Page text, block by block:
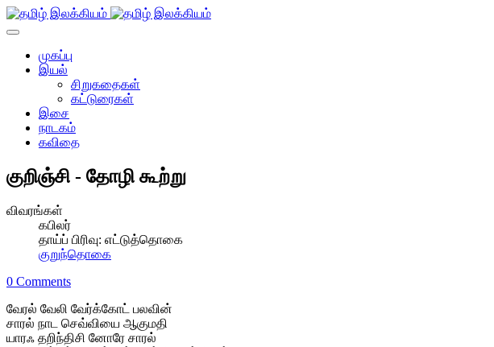
முகப்பு
இயல்
சிறுகதைகள்
கட்டுரைகள்
இசை
நாடகம்
கவிதை
குறிஞ்சி - தோழி கூற்று
விவரங்கள்
கபிலர்
தாய்ப் பிரிவு: எட்டுத்தொகை
குறுந்தொகை
0 Comments
வேரல் வேலி வேர்க்கோட் பலவின்
சாரல் நாட செவ்வியை ஆகுமதி
யாரஃ தறிந்திசி னோரே சாரல்